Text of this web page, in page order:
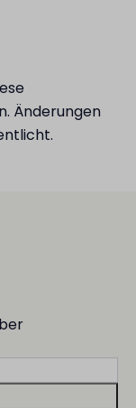
Änderungen